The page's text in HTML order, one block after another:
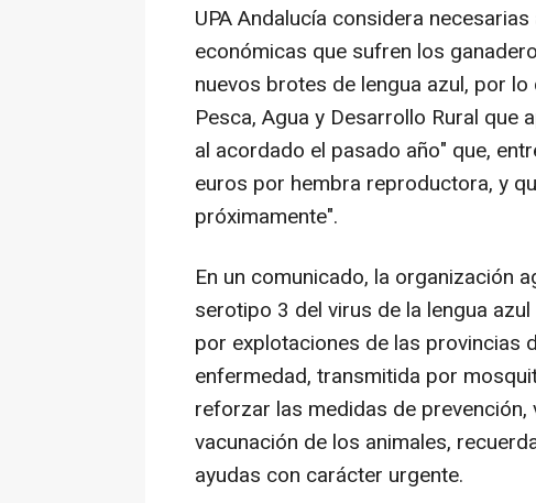
UPA Andalucía considera
económicas que sufren los
nuevos brotes de lengua azul, por
Pesca, Agua y Desarrollo Rural que
al acordado el pasado año" que,
euros por hembra reproductora, y
próximamente".
En un comunicado, la organización
serotipo 3 del virus de la lengua
por explotaciones de las provincias
enfermedad, transmitida por
reforzar las medidas de
vacunación de los animales,
ayudas con carácter urgente.